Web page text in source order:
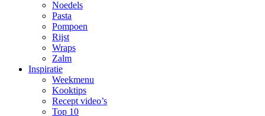
Noedels
Pasta
Pompoen
Rijst
Wraps
Zalm
Inspiratie
Weekmenu
Kooktips
Recept video’s
Top 10